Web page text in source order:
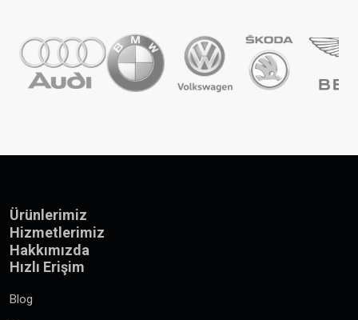
Ürünlerimiz
Hizmetlerimiz
Hakkımızda
Hızlı Erişim
Blog